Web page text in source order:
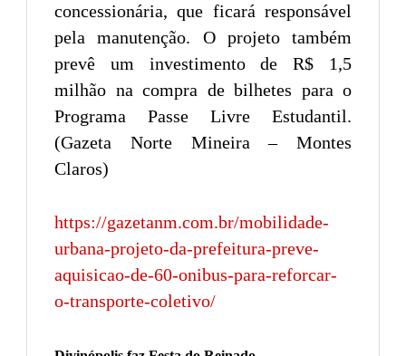
concessionária, que ficará responsável
pela manutenção. O projeto também
prevê um investimento de R$ 1,5
milhão na compra de bilhetes para o
Programa Passe Livre Estudantil.
(Gazeta Norte Mineira – Montes
Claros)
https://gazetanm.com.br/mobilidade-
urbana-projeto-da-prefeitura-preve-
aquisicao-de-60-onibus-para-reforcar-
o-transporte-coletivo/